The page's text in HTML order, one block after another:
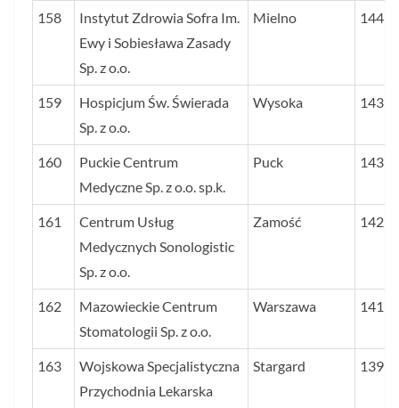
158
Instytut Zdrowia Sofra Im.
Ewy i Sobiesława Zasady
Sp. z o.o.
Mielno 144
159
Hospicjum Św. Świerada
Sp. z o.o.
Wysoka 143
160
Puckie Centrum
Medyczne Sp. z o.o. sp.k.
Puck 143
161
Centrum Usług
Medycznych Sonologistic
Sp. z o.o.
Zamość 142
162
Mazowieckie Centrum
Stomatologii Sp. z o.o.
Warszawa 141
163
Wojskowa Specjalistyczna
Przychodnia Lekarska
Stargard 139